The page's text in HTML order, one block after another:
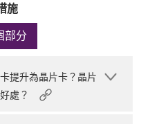
施
部分
提升為晶片卡？晶片
處？